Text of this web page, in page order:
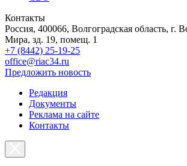
Контакты
Россия, 400066, Волгоградская область, г.
Мира, зд. 19, помещ. 1
+7 (8442) 25-19-25
office@riac34.ru
Предложить новость
Редакция
Документы
Реклама на сайте
Контакты